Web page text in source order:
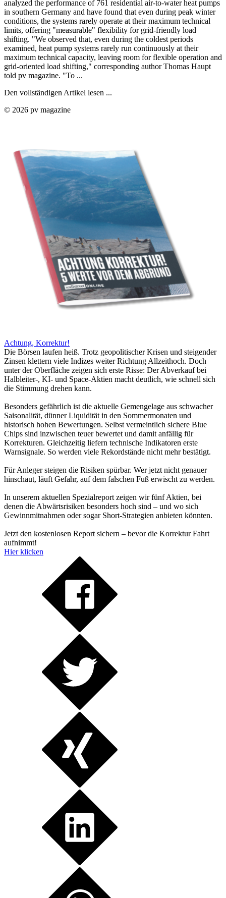
analyzed the performance of 761 residential air-to-water heat pumps
in southern Germany and have found that even during peak winter
conditions, the systems rarely operate at their maximum technical
limits, offering "measurable" flexibility for grid-friendly load
shifting. "We observed that, even during the coldest periods
examined, heat pump systems rarely run continuously at their
maximum technical capacity, leaving room for flexible operation and
grid-oriented load shifting," corresponding author Thomas Haupt
told pv magazine. "To ...
Den vollständigen Artikel lesen ...
© 2026 pv magazine
Achtung, Korrektur!
Die Börsen laufen heiß. Trotz geopolitischer Krisen und steigender
Zinsen klettern viele Indizes weiter Richtung Allzeithoch. Doch
unter der Oberfläche zeigen sich erste Risse: Der Abverkauf bei
Halbleiter-, KI- und Space-Aktien macht deutlich, wie schnell sich
die Stimmung drehen kann.
Besonders gefährlich ist die aktuelle Gemengelage aus schwacher
Saisonalität, dünner Liquidität in den Sommermonaten und
historisch hohen Bewertungen. Selbst vermeintlich sichere Blue
Chips sind inzwischen teuer bewertet und damit anfällig für
Korrekturen. Gleichzeitig liefern technische Indikatoren erste
Warnsignale. So werden viele Rekordstände nicht mehr bestätigt.
Für Anleger steigen die Risiken spürbar. Wer jetzt nicht genauer
hinschaut, läuft Gefahr, auf dem falschen Fuß erwischt zu werden.
In unserem aktuellen Spezialreport zeigen wir fünf Aktien, bei
denen die Abwärtsrisiken besonders hoch sind – und wo sich
Gewinnmitnahmen oder sogar Short-Strategien anbieten könnten.
Jetzt den kostenlosen Report sichern – bevor die Korrektur Fahrt
aufnimmt!
Hier klicken